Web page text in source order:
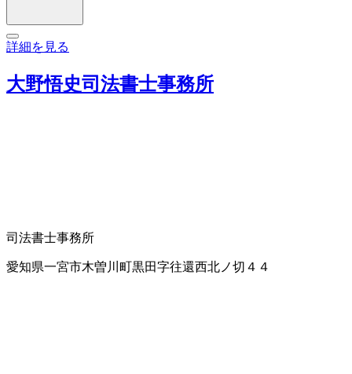
詳細を見る
大野悟史司法書士事務所
司法書士事務所
愛知県一宮市木曽川町黒田字往還西北ノ切４４